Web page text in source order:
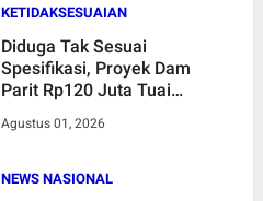
KETIDAKSESUAIAN
Diduga Tak Sesuai
Spesifikasi, Proyek Dam
Parit Rp120 Juta Tuai
Agustus 01, 2026
NEWS NASIONAL